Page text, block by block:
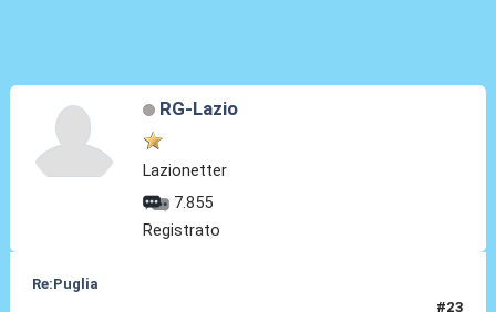
RG-Lazio
Lazionetter
7.855
Registrato
Re:Puglia
#23